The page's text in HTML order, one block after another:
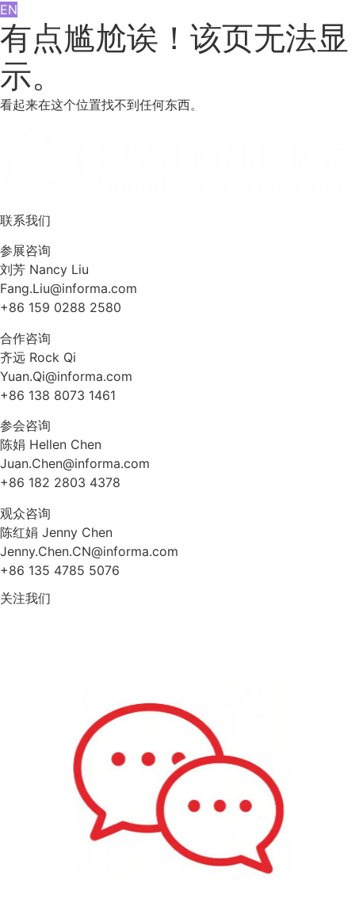
EN
有点尴尬诶！该页无法显
示。
看起来在这个位置找不到任何东西。
联系我们
参展咨询
刘芳 Nancy Liu
Fang.Liu@informa.com
+86 159 0288 2580
合作咨询
齐远 Rock Qi
Yuan.Qi@informa.com
+86 138 8073 1461
参会咨询
陈娟 Hellen Chen
Juan.Chen@informa.com
+86 182 2803 4378
观众咨询
陈红娟 Jenny Chen
Jenny.Chen.CN@informa.com
+86 135 4785 5076
关注我们